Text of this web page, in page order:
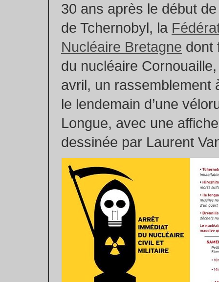
30 ans après le début
de Tchernobyl, la
Nucléaire Bretagne dont
du nucléaire
avril, un rassemblement
le lendemain d’une
Longue, avec une
dessinée par Laurent